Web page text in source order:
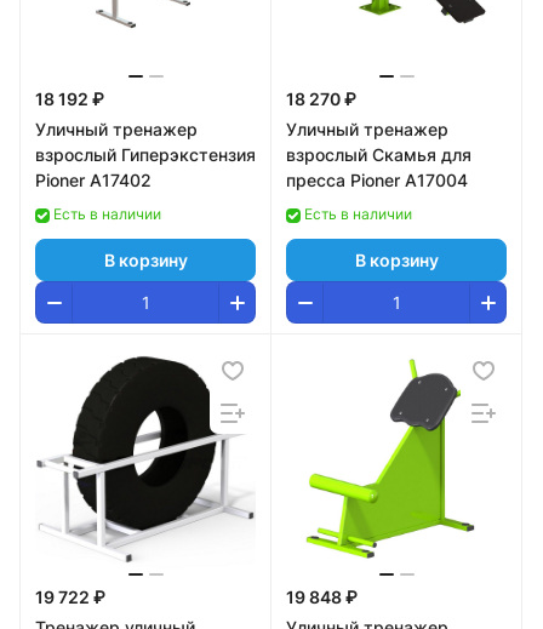
18 192 ₽
Уличный тренажер
взрослый Гиперэкстензия
Pioner A17402
Есть в наличии
В корзину
18 270 ₽
Уличный тренажер
взрослый Скамья для
пресса Pioner A17004
Есть в наличии
В корзину
19 722 ₽
19 848 ₽